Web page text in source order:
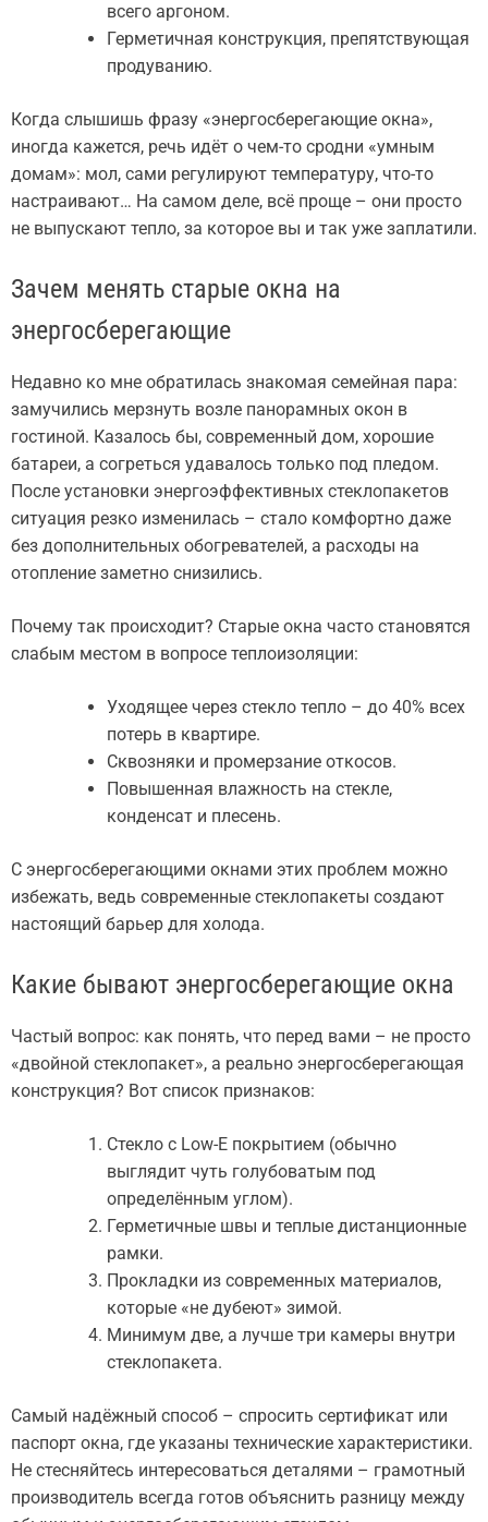
всего аргоном.
Герметичная конструкция, препятствующая
продуванию.
Когда слышишь фразу «энергосберегающие окна»,
иногда кажется, речь идёт о чем-то сродни «умным
домам»: мол, сами регулируют температуру, что-то
настраивают… На самом деле, всё проще – они просто
не выпускают тепло, за которое вы и так уже заплатили.
Зачем менять старые окна на
энергосберегающие
Недавно ко мне обратилась знакомая семейная пара:
замучились мерзнуть возле панорамных окон в
гостиной. Казалось бы, современный дом, хорошие
батареи, а согреться удавалось только под пледом.
После установки энергоэффективных стеклопакетов
ситуация резко изменилась – стало комфортно даже
без дополнительных обогревателей, а расходы на
отопление заметно снизились.
Почему так происходит? Старые окна часто становятся
слабым местом в вопросе теплоизоляции:
Уходящее через стекло тепло – до 40% всех
потерь в квартире.
Сквозняки и промерзание откосов.
Повышенная влажность на стекле,
конденсат и плесень.
С энергосберегающими окнами этих проблем можно
избежать, ведь современные стеклопакеты создают
настоящий барьер для холода.
Какие бывают энергосберегающие окна
Частый вопрос: как понять, что перед вами – не просто
«двойной стеклопакет», а реально энергосберегающая
конструкция? Вот список признаков:
Стекло с Low-E покрытием (обычно
выглядит чуть голубоватым под
определённым углом).
Герметичные швы и теплые дистанционные
рамки.
Прокладки из современных материалов,
которые «не дубеют» зимой.
Минимум две, а лучше три камеры внутри
стеклопакета.
Самый надёжный способ – спросить сертификат или
паспорт окна, где указаны технические характеристики.
Не стесняйтесь интересоваться деталями – грамотный
производитель всегда готов объяснить разницу между